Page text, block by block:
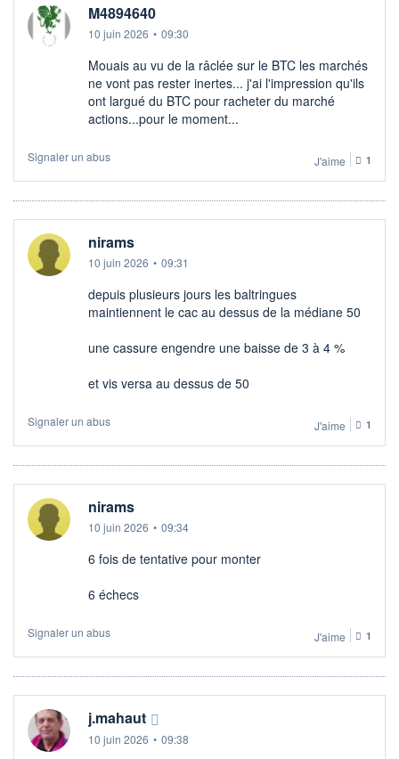
M4894640
10 juin 2026 • 09:30
Mouais au vu de la râclée sur le BTC les marchés
ne vont pas rester inertes... j'ai l'impression qu'ils
ont largué du BTC pour racheter du marché
actions...pour le moment...
Signaler un abus J'aime 1
nirams
10 juin 2026 • 09:31
depuis plusieurs jours les baltringues
maintiennent le cac au dessus de la médiane 50
une cassure engendre une baisse de 3 à 4 %
et vis versa au dessus de 50
Signaler un abus J'aime 1
nirams
10 juin 2026 • 09:34
6 fois de tentative pour monter
6 échecs
Signaler un abus J'aime 1
j.mahaut
10 juin 2026 • 09:38